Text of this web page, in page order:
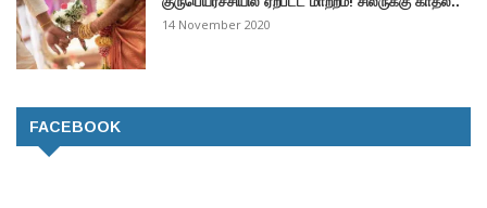
14 November 2020
FACEBOOK